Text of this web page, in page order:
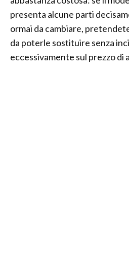
presenta alcune parti
ormai da cambiare,
da poterle sostituire senza
eccessivamente sul prezzo di